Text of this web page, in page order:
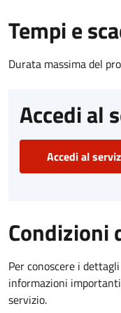
Tempi e
Durata massima del
Accedi al
Accedi al
Condizioni
Per conoscere i
informazioni
servizio.